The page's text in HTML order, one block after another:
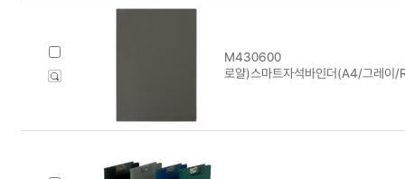
M430600
로얄)스마트자석바인더(A4/그레이